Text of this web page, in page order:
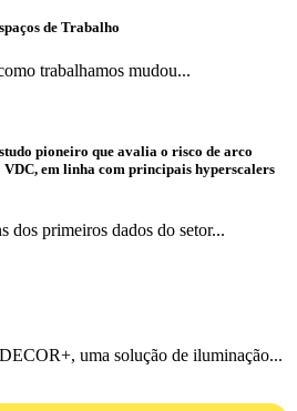
de Trabalho
trabalhamos mudou...
pioneiro que avalia o risco de arco
VDC, em linha com principais hyperscalers
dos primeiros dados do setor...
uma solução de iluminação...